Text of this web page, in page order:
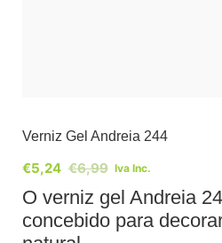
Verniz Gel Andreia 244
€6,99
€5,24 Iva Inc.
O verniz gel Andreia
concebido para